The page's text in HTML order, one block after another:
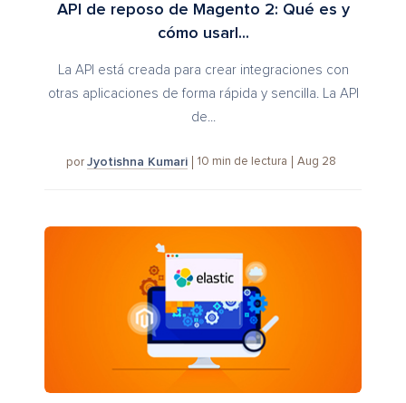
API de reposo de Magento 2: Qué es y
cómo usarl...
La API está creada para crear integraciones con
otras aplicaciones de forma rápida y sencilla. La API
de...
por Jyotishna Kumari 10 min de lectura Aug 28